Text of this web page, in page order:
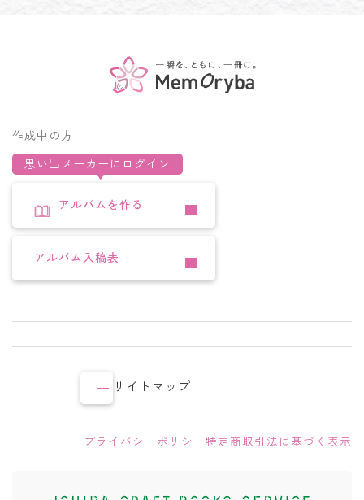
作成中の方
思い出メーカーにログイン
アルバムを作る
アルバム入稿表
サイトマップ
プライバシーポリシー特定商取引法に基づく表示